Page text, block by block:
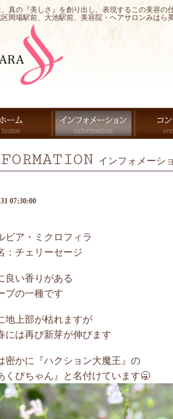
真の『美しさ』を創り出し、表現するこの美容の
岡場駅前、大池駅前、美容院・ヘアサロンみはら
インフォメーシ
07:30:00
ビア・ミクロフィラ
：チェリーセージ
良い香りがある
ブの一種です
地上部が枯れますが
には再び新芽が伸びます
密かに『ハクション大魔王』の
くびちゃん』と名付けています🥱